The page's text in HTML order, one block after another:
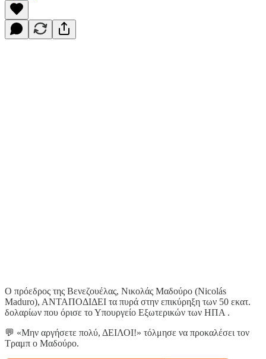
Ο πρόεδρος της Βενεζουέλας, Νικολάς Μαδούρο (Nicolás
Maduro), ΑΝΤΑΠΟΔΙΔΕΙ τα πυρά στην επικύρηξη των 50 εκατ.
δολαρίων που όρισε το Υπουργείο Εξωτερικών των ΗΠΑ .
💬 «Μην αργήσετε πολύ, ΔΕΙΛΟΙ!» τόλμησε να προκαλέσει τον
Τραμπ ο Μαδούρο.